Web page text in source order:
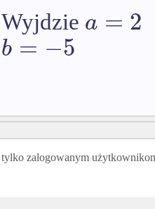
Wyjdzie a = 2
b = −5
tylko zalogowanym